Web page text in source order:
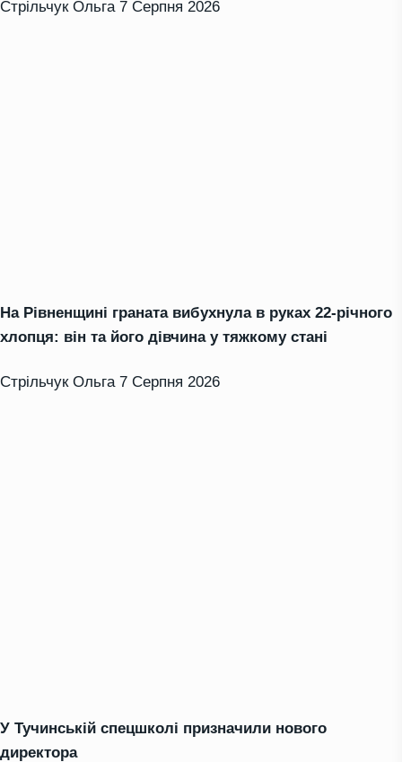
Стрільчук Ольга 7 Серпня 2026
На Рівненщині граната вибухнула в руках 22-річного
хлопця: він та його дівчина у тяжкому стані
Стрільчук Ольга 7 Серпня 2026
У Тучинській спецшколі призначили нового
директора